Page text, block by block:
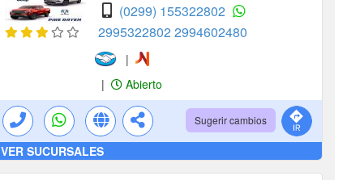
(0299) 155322802
2995322802 2994602480
|
|
Abierto
Sugerir cambios
VER SUCURSALES